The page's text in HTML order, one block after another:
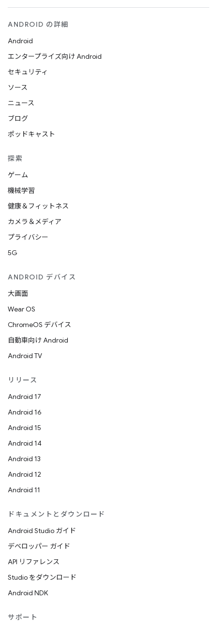
ANDROID の詳細
Android
エンタープライズ向け Android
セキュリティ
ソース
ニュース
ブログ
ポッドキャスト
探索
ゲーム
機械学習
健康＆フィットネス
カメラ＆メディア
プライバシー
5G
ANDROID デバイス
大画面
Wear OS
ChromeOS デバイス
自動車向け Android
Android TV
リリース
Android 17
Android 16
Android 15
Android 14
Android 13
Android 12
Android 11
ドキュメントとダウンロード
Android Studio ガイド
デベロッパー ガイド
API リファレンス
Studio をダウンロード
Android NDK
サポート